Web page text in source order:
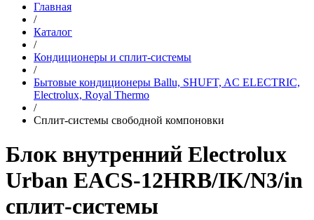
Главная
/
Каталог
/
Кондиционеры и сплит-системы
/
Бытовые кондиционеры Ballu, SHUFT, AC ELECTRIC,
Electrolux, Royal Thermo
/
Сплит-системы свободной компоновки
Блок внутренний Electrolux
Urban EACS-12HRB/IK/N3/in
сплит-системы